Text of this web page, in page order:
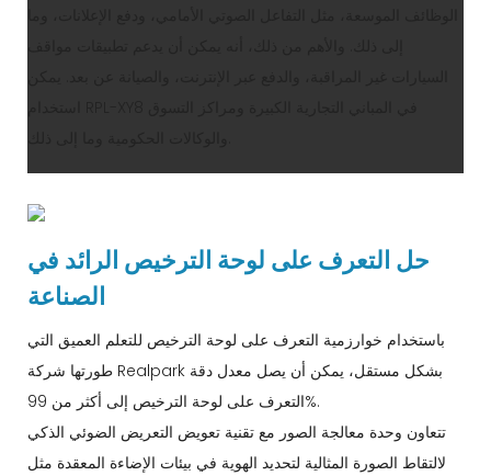
حل التعرف على لوحة الترخيص الرائد في
الصناعة
باستخدام خوارزمية التعرف على لوحة الترخيص للتعلم العميق التي
طورتها شركة Realpark بشكل مستقل، يمكن أن يصل معدل دقة
التعرف على لوحة الترخيص إلى أكثر من 99%.
تتعاون وحدة معالجة الصور مع تقنية تعويض التعريض الضوئي الذكي
لالتقاط الصورة المثالية لتحديد الهوية في بيئات الإضاءة المعقدة مثل